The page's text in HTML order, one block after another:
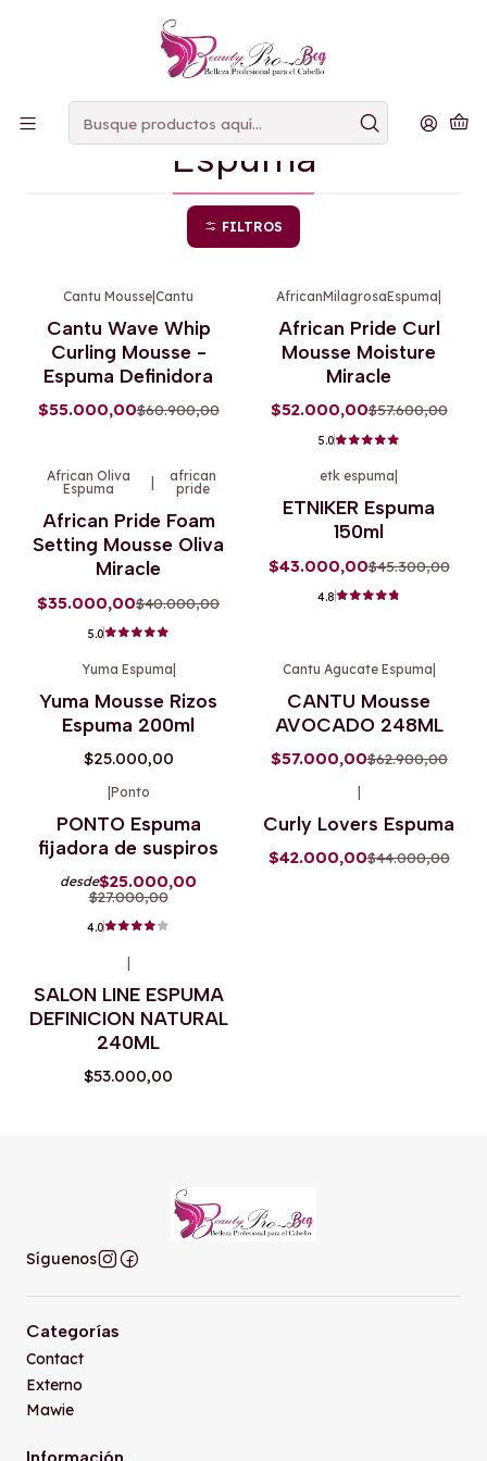
PAGOS
Inicio Espuma
Espuma
FILTROS
Cantu Mousse|Cantu
Cantu Wave Whip
Curling Mousse -
Espuma Definidora
$55.000,00$60.900,00
AfricanMilagrosaEspuma|
African Pride Curl
Mousse Moisture
Miracle
$52.000,00$57.600,00
5.0
-13%OFF
African Oliva
Espuma
african
pride
African Pride Foam
Setting Mousse Oliva
Miracle
$35.000,00$40.000,00
5.0
etk espuma
ETNIKER Espuma
150ml
$43.000,00$45.300,00
4.8
Yuma Espuma|
Yuma Mousse Rizos
Espuma 200ml
$25.000,00
Cantu Agucate Espuma|
CANTU Mousse
AVOCADO 248ML
$57.000,00$62.900,00
Ponto
PONTO Espuma
fijadora de suspiros
desde$25.000,00
$27.000,00
4.0
Curly Lovers Espuma
$42.000,00$44.000,00
|
SALON LINE ESPUMA
DEFINICION NATURAL
240ML
$53.000,00
Síguenos
Categorías
Contact
Externo
Mawie